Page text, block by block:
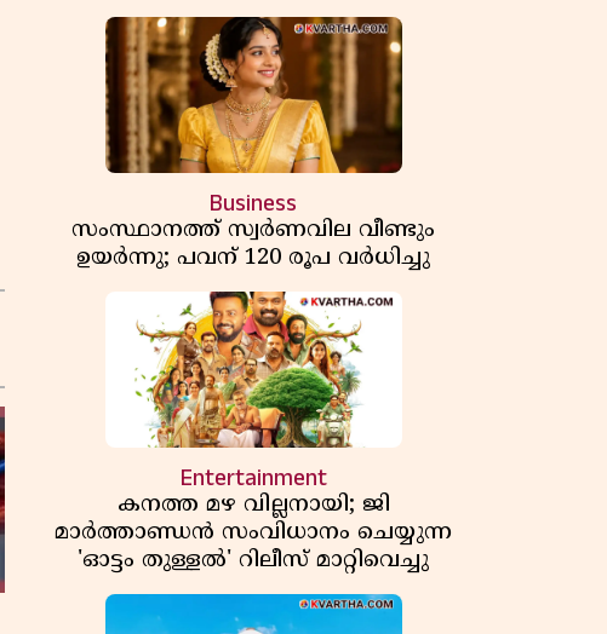
Business
സംസ്ഥാനത്ത് സ്വര്‍ണവില വീണ്ടും
ഉയർന്നു; പവന് 120 രൂപ വര്‍ധിച്ചു
Entertainment
കനത്ത മഴ വില്ലനായി; ജി
മാർത്താണ്ഡൻ സംവിധാനം ചെയ്യുന്ന
'ഓട്ടം തുള്ളൽ' റിലീസ് മാറ്റിവെച്ചു